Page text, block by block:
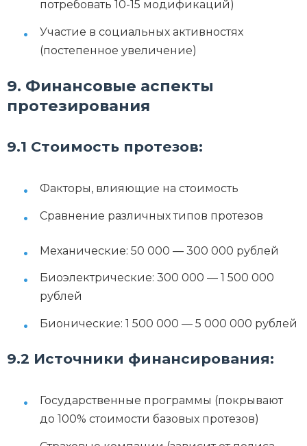
потребовать 10-15 модификаций)
Участие в социальных активностях
(постепенное увеличение)
9. Финансовые аспекты
протезирования
9.1 Стоимость протезов:
Факторы, влияющие на стоимость
Сравнение различных типов протезов
Механические: 50 000 — 300 000 рублей
Биоэлектрические: 300 000 — 1 500 000
рублей
Бионические: 1 500 000 — 5 000 000 рублей
9.2 Источники финансирования:
Государственные программы (покрывают
до 100% стоимости базовых протезов)